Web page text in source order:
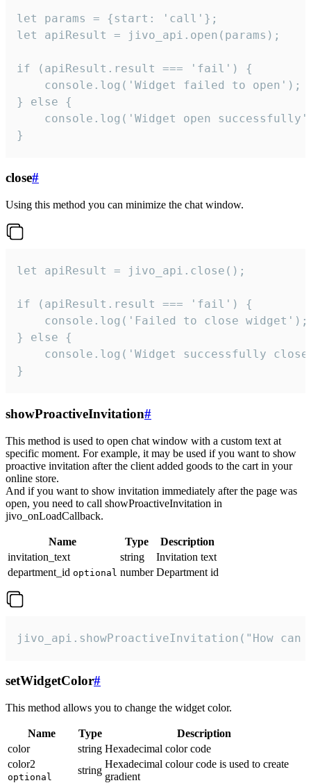
let params = {start: 'call'};
let apiResult = jivo_api.open(params);
if (apiResult.result === 'fail') {
    console.log('Widget failed to open');
} else {
console.log('Widget open
}
close#
Using this method you can minimize the chat window.
let apiResult = jivo_api.close();
if (apiResult.result === 'fail') {
    console.log('Failed to close widget');
} else {
console.log('Widget successfully
}
showProactiveInvitation#
This method is used to open chat window with a custom text at
specific moment. For example, it may be used if you want to show
proactive invitation after the client added goods to the cart in your
online store.
And if you want to show invitation immediately after the page was
open, you need to call showProactiveInvitation in
jivo_onLoadCallback.
Name Type
Description
invitation_text
string
Invitation text
department_id optional number Department id
jivo_api.showProactiveInvitation("How
setWidgetColor#
This method allows you to change the widget color.
Name Type
Description
color
string Hexadecimal color code
color2
optional
string
Hexadecimal colour code is used to create
gradient